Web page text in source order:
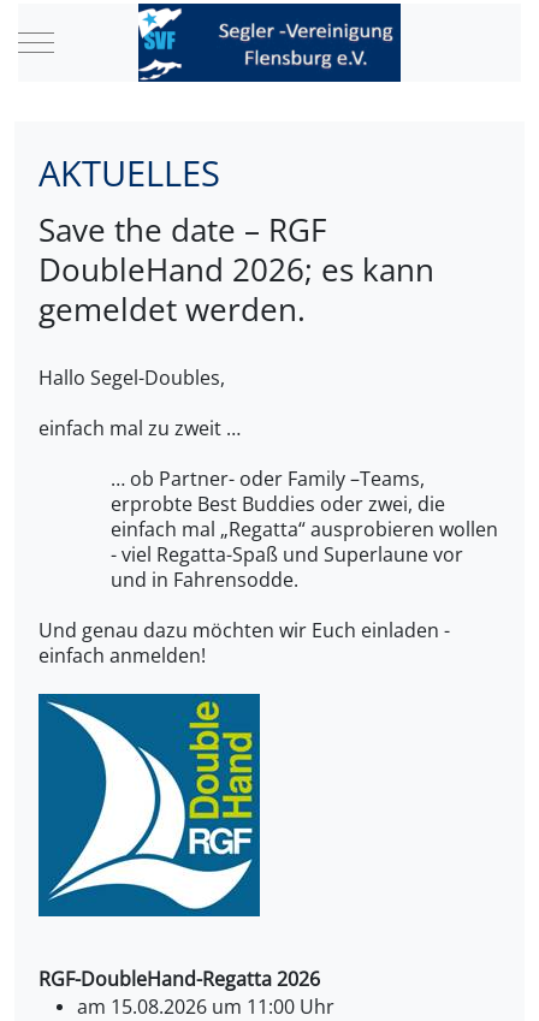
Mobile Menu Toggle
AKTUELLES
Save the date – RGF
DoubleHand 2026; es kann
gemeldet werden.
Hallo Segel-Doubles,
einfach mal zu zweit …
… ob Partner- oder Family –Teams,
erprobte Best Buddies oder zwei, die
einfach mal „Regatta“ ausprobieren wollen
- viel Regatta-Spaß und Superlaune vor
und in Fahrensodde.
Und genau dazu möchten wir Euch einladen -
einfach anmelden!
RGF-DoubleHand-Regatta 2026
am 15.08.2026 um 11:00 Uhr